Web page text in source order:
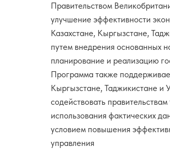
Правительством
улучшение эффективности
Казахстане, Кыргызстане,
путем внедрения основанных
планирование и реализацию
Программа также
Кыргызстане, Таджикистане и
содействовать
использования фактических
условием повышения
управления